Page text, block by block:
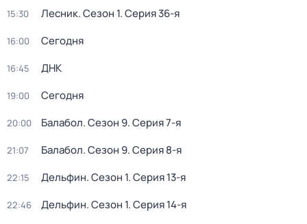
15:30 Лесник. Сезон 1. Серия 36-я
16:00 Сегодня
16:45 ДНК
19:00 Сегодня
20:00 Балабол. Сезон 9. Серия 7-я
21:07 Балабол. Сезон 9. Серия 8-я
22:15 Дельфин. Сезон 1. Серия 13-я
22:46 Дельфин. Сезон 1. Серия 14-я